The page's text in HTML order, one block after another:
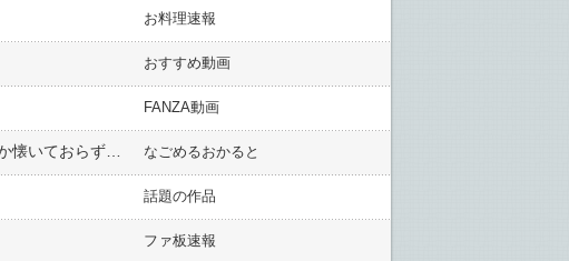
お料理速報
おすすめ動画
FANZA動画
なごめるおかると
話題の作品
ファ板速報